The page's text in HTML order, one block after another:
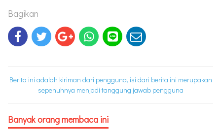
Bagikan
Berita ini adalah kiriman dari pengguna, isi dari berita ini merupakan
sepenuhnya menjadi tanggung jawab pengguna
Banyak orang membaca ini